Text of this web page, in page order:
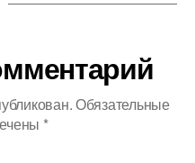
Обязательные
*